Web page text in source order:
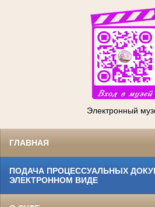
Электронный
ГЛАВНАЯ
ПОДАЧА ПРОЦЕССУАЛЬНЫХ
ЭЛЕКТРОННОМ ВИДЕ